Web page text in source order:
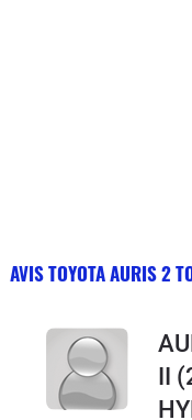
AVIS TOYOTA AURIS 2
II